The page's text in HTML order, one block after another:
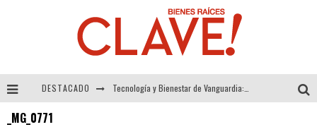
DESTACADO
_MG_0771